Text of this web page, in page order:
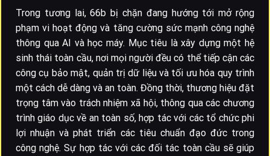
Trong tương lai, 66b bị chặn đang hướng tới mở rộng
phạm vi hoạt động và tăng cường sức mạnh công nghệ
thông qua AI và học máy. Mục tiêu là xây dựng một hệ
sinh thái toàn cầu, nơi mọi người đều có thể tiếp cận các
công cụ bảo mật, quản trị dữ liệu và tối ưu hóa quy trình
một cách dễ dàng và an toàn. Đồng thời, thương hiệu đặt
trọng tâm vào trách nhiệm xã hội, thông qua các chương
trình giáo dục về an toàn số, hợp tác với các tổ chức phi
lợi nhuận và phát triển các tiêu chuẩn đạo đức trong
công nghệ. Sự hợp tác với các đối tác toàn cầu sẽ giúp